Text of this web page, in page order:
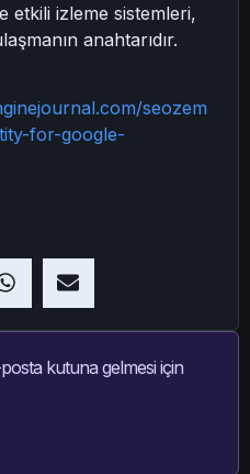
etkili izleme sistemleri,
anahtarıdır.
seozem
for-google-
kutuna gelmesi için